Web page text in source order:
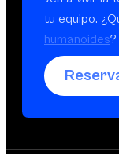
tu equipo.
humanoides?